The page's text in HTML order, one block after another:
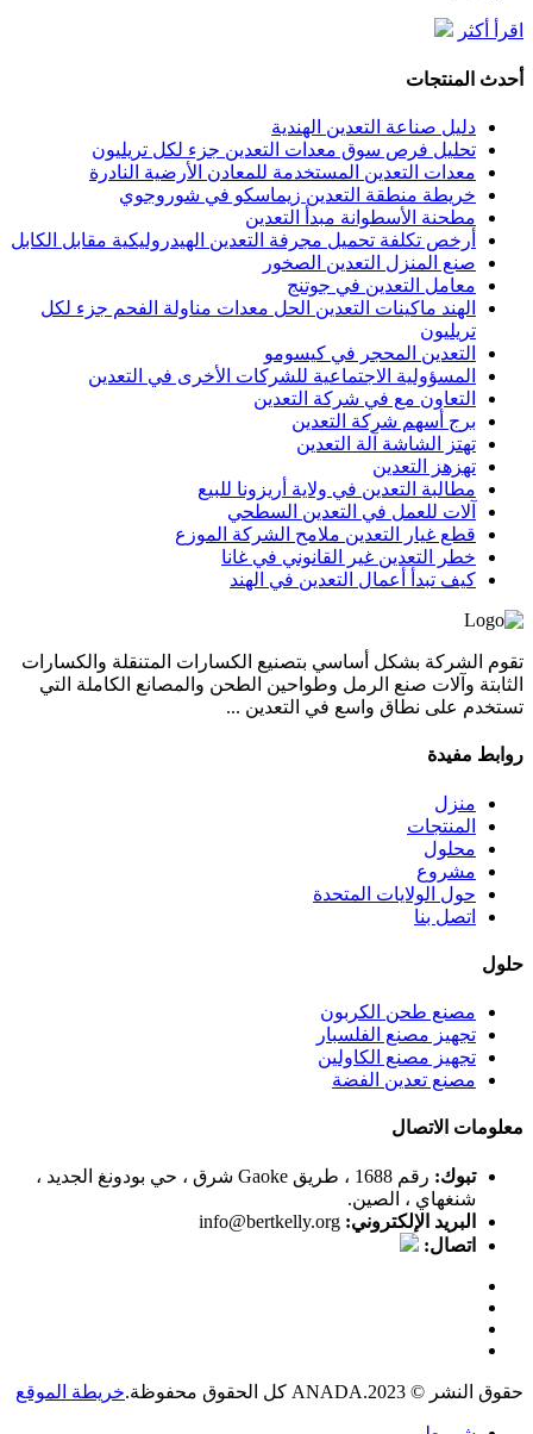
اقرأ أكثر
أحدث المنتجات
دليل صناعة التعدين الهندية
تحليل فرص سوق معدات التعدين جزء لكل تريليون
معدات التعدين المستخدمة للمعادن الأرضية النادرة
خريطة منطقة التعدين زيماسكو في شوروجوي
مطحنة الأسطوانة مبدأ التعدين
أرخص تكلفة تحميل مجرفة التعدين الهيدروليكية مقابل الكابل
صنع المنزل التعدين الصخور
معامل التعدين في جوتنج
الهند ماكينات التعدين الحل معدات مناولة الفحم جزء لكل
تريليون
التعدين المحجر في كيسومو
المسؤولية الاجتماعية للشركات الأخرى في التعدين
التعاون مع في شركة التعدين
برج أسهم شركة التعدين
تهتز الشاشة آلة التعدين
تهزهز التعدين
مطالبة التعدين في ولاية أريزونا للبيع
آلات للعمل في التعدين السطحي
قطع غيار التعدين ملامح الشركة الموزع
خطر التعدين غير القانوني في غانا
كيف تبدأ أعمال التعدين في الهند
تقوم الشركة بشكل أساسي بتصنيع الكسارات المتنقلة والكسارات
الثابتة وآلات صنع الرمل وطواحين الطحن والمصانع الكاملة التي
تستخدم على نطاق واسع في التعدين ...
روابط مفيدة
منزل
المنتجات
محلول
مشروع
حول الولايات المتحدة
اتصل بنا
حلول
مصنع طحن الكربون
تجهيز مصنع الفلسبار
تجهيز مصنع الكاولين
مصنع تعدين الفضة
معلومات الاتصال
تبوك:
رقم 1688 ، طريق Gaoke شرق ، حي بودونغ الجديد ،
شنغهاي ، الصين.
البريد الإلكتروني: info@bertkelly.org
اتصال:
حقوق النشر © 2023.ANADA كل الحقوق محفوظة. خريطة الموقع